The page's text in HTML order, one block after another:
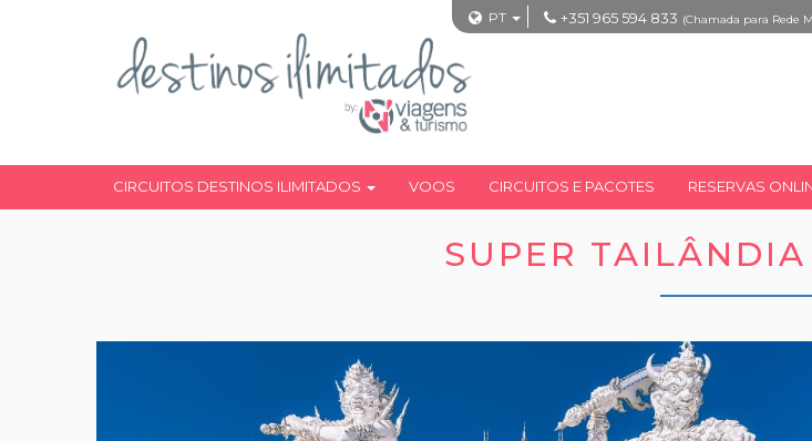
PT +351 965 594 833 (Chamada para Rede
CIRCUITOS DESTINOS ILIMITADOS VOOS CIRCUITOS E PACOTES RESERVAS
SUPER